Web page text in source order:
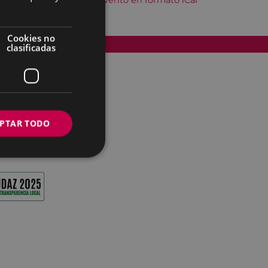
Accesibilidad
Cookies no
clasificadas
TODO